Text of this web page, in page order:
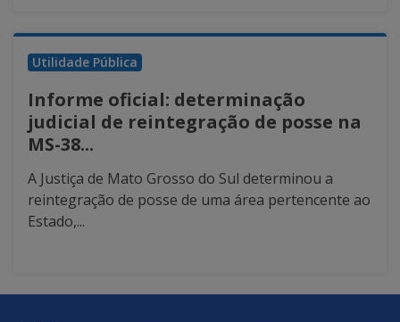
Utilidade Pública
Informe oficial: determinação
judicial de reintegração de posse na
MS-38...
A Justiça de Mato Grosso do Sul determinou a
reintegração de posse de uma área pertencente ao
Estado,...